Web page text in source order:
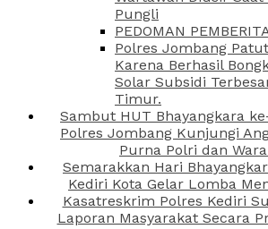
Pungli
PEDOMAN
Polres Jombang
Karena Berhasil
Solar Subsidi
Timur.
Sambut HUT Bhayangkara
Polres Jombang Kunjungi
Purna Polri dan
Semarakkan Hari
Kediri Kota Gelar Lomba
Kasatreskrim Polres Kediri
Laporan Masyarakat Secara